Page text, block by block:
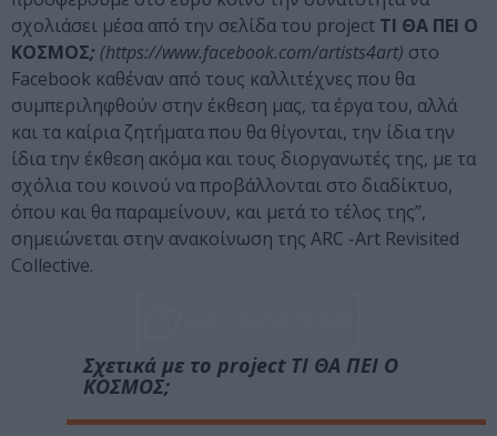
σχολιάσει μέσα από την σελίδα του project ΤΙ ΘΑ ΠΕΙ Ο
ΚΟΣΜΟΣ; (https://www.facebook.com/artists4art) στο
Facebook καθέναν από τους καλλιτέχνες που θα
συμπεριληφθούν στην έκθεση μας, τα έργα του, αλλά
και τα καίρια ζητήματα που θα θίγονται, την ίδια την
ίδια την έκθεση ακόμα και τους διοργανωτές της, με τα
σχόλια του κοινού να προβάλλονται στο διαδίκτυο,
όπου και θα παραμείνουν, και μετά το τέλος της”,
σημειώνεται στην ανακοίνωση της ARC -Art Revisited
Collective.
Σχετικά με το project ΤΙ ΘΑ ΠΕΙ Ο
ΚΟΣΜΟΣ;